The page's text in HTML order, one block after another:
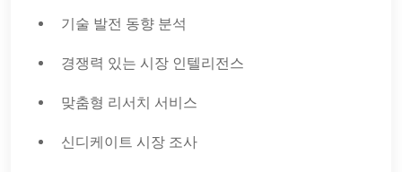
기술 발전 동향 분석
경쟁력 있는 시장 인텔리전스
맞춤형 리서치 서비스
신디케이트 시장 조사